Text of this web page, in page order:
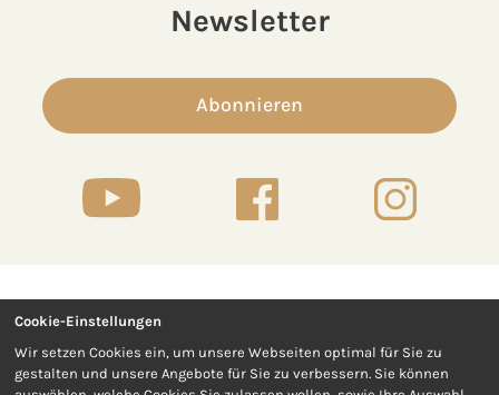
Newsletter
Abonnieren
Kontakt
Impressum Datenschutz
Cookie-Einstellungen
Wir setzen Cookies ein, um unsere Webseiten optimal für Sie zu
gestalten und unsere Angebote für Sie zu verbessern. Sie können